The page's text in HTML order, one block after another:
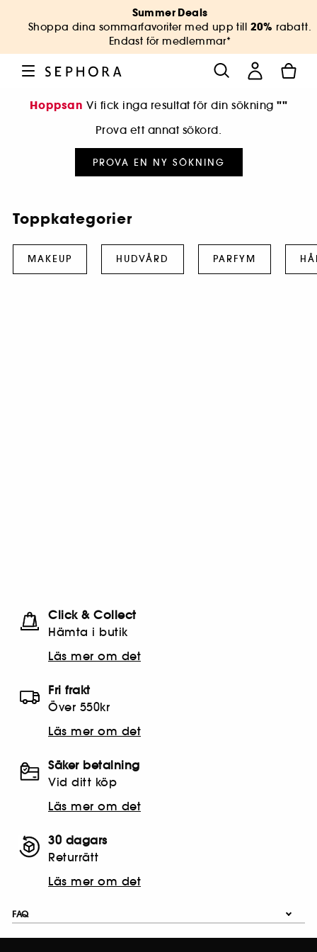
Summer Deals
Shoppa dina sommarfavoriter med upp till 20% rabatt.
Endast för medlemmar*
Hoppsan Vi fick inga resultat för din sökning""
Prova ett annat sökord.
PROVA EN NY SÖKNING
Toppkategorier
MAKEUP HUDVÅRD PARFYM
Click & Collect
Hämta i butik​
Läs mer om det
Fri frakt
Över 550kr
Läs mer om det
Säker betalning
Vid ditt köp
Läs mer om det
30 dagars
Returrätt
Läs mer om det
FAQ